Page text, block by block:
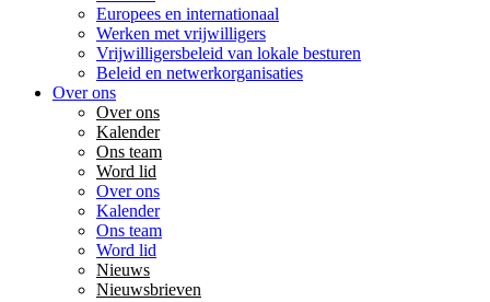
Europees en internationaal
Werken met vrijwilligers
Vrijwilligersbeleid van lokale besturen
Beleid en netwerkorganisaties
Over ons
Over ons
Kalender
Ons team
Word lid
Over ons
Kalender
Ons team
Word lid
Nieuws
Nieuwsbrieven